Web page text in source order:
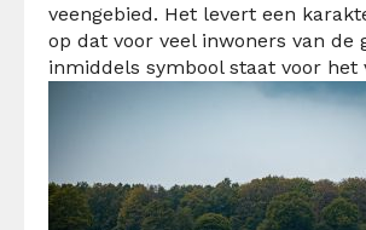
veengebied. Het levert een
op dat voor veel inwoners van de
inmiddels symbool staat voor het